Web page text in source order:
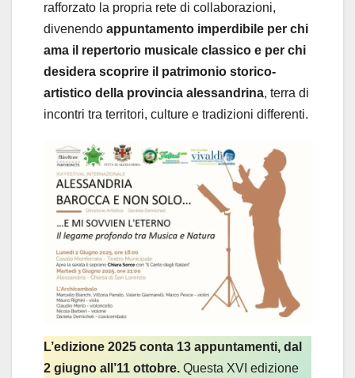
rafforzato la propria rete di collaborazioni,
divenendo appuntamento imperdibile per chi
ama il repertorio musicale classico e per chi
desidera scoprire il patrimonio storico-
artistico della provincia alessandrina, terra di
incontri tra territori, culture e tradizioni differenti.
L’edizione 2025 conta 13 appuntamenti, dal
2 giugno all’11 ottobre. Questa XVI edizione